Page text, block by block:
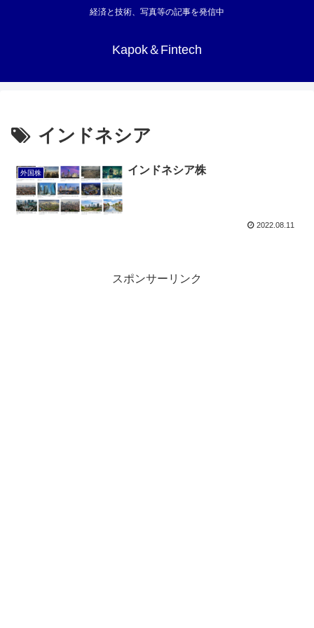
経済と技術、写真等の記事を発信中
Kapok＆Fintech
インドネシア
外国株 インドネシア株
2022.08.11
スポンサーリンク